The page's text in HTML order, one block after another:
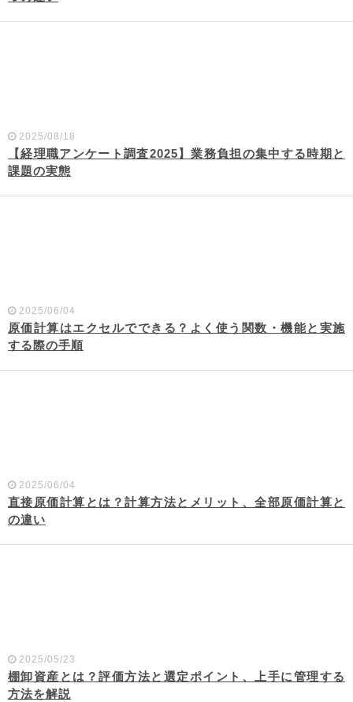
2025/08/18
【経理職アンケート調査2025】業務負担の集中する時期と
課題の実態
2025/06/04
原価計算はエクセルでできる？よく使う関数・機能と実施
する際の手順
2025/06/04
直接原価計算とは？計算方法とメリット、全部原価計算と
の違い
2025/05/23
棚卸資産とは？評価方法と選定ポイント、上手に管理する
方法を解説